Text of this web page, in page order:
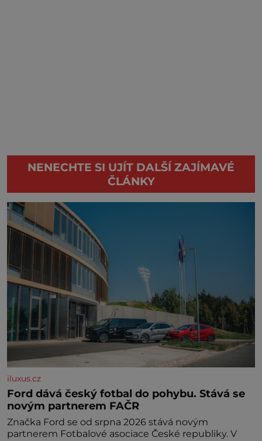
NENECHTE SI UJÍT DALŠÍ ZAJÍMAVÉ
ČLÁNKY
iluxus.cz
Ford dává český fotbal do pohybu. Stává se
novým partnerem FAČR
Značka Ford se od srpna 2026 stává novým
partnerem Fotbalové asociace České republiky. V